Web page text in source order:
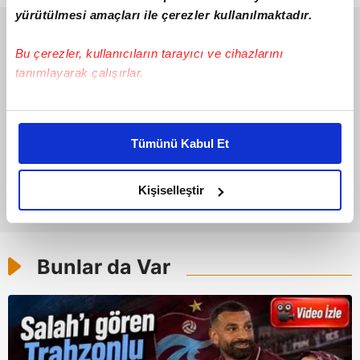
yürütülmesi amaçları ile çerezler kullanılmaktadır.
Bu çerezler, kullanıcıların tarayıcı ve cihazlarını
tanımlayarak çalışırlar.
Bu çerezlere izin vermeniz halinde sizlere özel
daha iyi reklam deneyimi yaşatabiliriz. Bunu yaparken
amacımızın size daha iyi bir reklam deneyimi sunmak
olduğunu ve sizlere en iyi içerikleri sunabilmek adına
elimizden gelen çabayı gösterdiğimizi ve bu noktada,
reklamların maliyetlerimizi karşılamak noktasında tek gelir
takdirde, kullanıcılara hedefli reklamlar
gösterilmeyecektir."
Tümünü Kabul Et
Kişiselleştir
Bunlar da Var